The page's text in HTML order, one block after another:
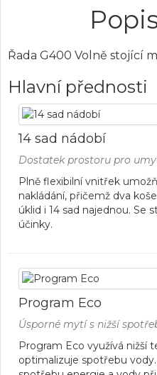
Řada G400 Volně stojící
Hlavní přednosti
14 sad nádobí
Dostatek prostoru pro
Plně flexibilní vnitřek
nakládání, přičemž dva
úklid i 14 sad najednou. Se
účinky.
Program Eco
Úsporné mytí s nižší
Program Eco využívá nižší
optimalizuje spotřebu